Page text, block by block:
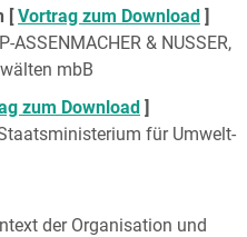
[Vortrag zum Download ]
ASSENMACHER & NUSSER,
mbB
zum Download ]
für Umwelt-
der Organisation und